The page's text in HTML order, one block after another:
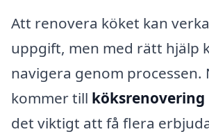
Att renovera köket kan
uppgift, men med rätt hjälp
navigera genom processen.
kommer till köksrenovering
det viktigt att få flera